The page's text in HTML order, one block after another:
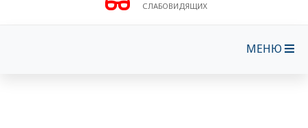
СЛАБОВИДЯЩИХ
МЕНЮ